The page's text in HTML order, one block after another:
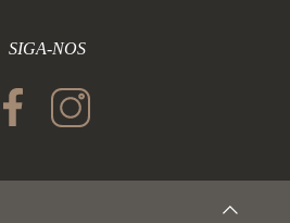
SIGA-NOS